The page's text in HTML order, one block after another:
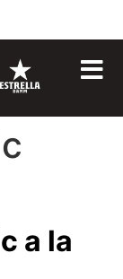
a la